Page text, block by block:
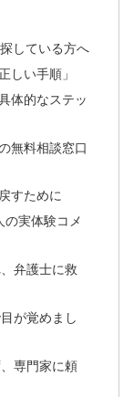
している方へ
しい手順」
体的なステッ
無料相談窓口
すために
の実体験コメ
弁護士に救
が覚めまし
専門家に頼